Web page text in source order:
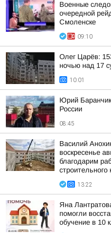
Военные
очередной
Смоленске
09:10
Олег Царёв:
ночью над 17
10:01
Юрий
России
08:45
Василий
воскресенье
благодарим
строительного
13:22
Яна
помогли
обучение в 10